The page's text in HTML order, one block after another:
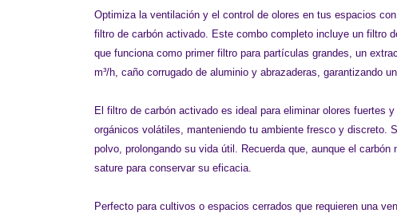
Optimiza la ventilación y el control de olores en tus espacios
filtro de carbón activado. Este combo completo incluye un filtro
que funciona como primer filtro para partículas grandes, un
m³/h, caño corrugado de aluminio y abrazaderas, garantizando
El filtro de carbón activado es ideal para eliminar olores fuertes
orgánicos volátiles, manteniendo tu ambiente fresco y discreto.
polvo, prolongando su vida útil. Recuerda que, aunque el
sature para conservar su eficacia.
Perfecto para cultivos o espacios cerrados que requieren una